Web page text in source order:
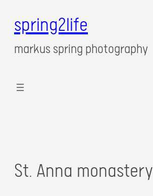
spring2life
markus spring photography
St. Anna monastery